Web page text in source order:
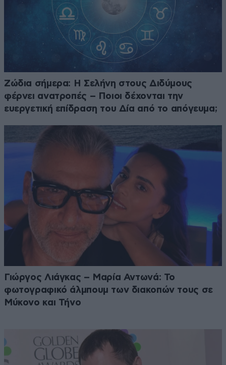
Ζώδια σήμερα: Η Σελήνη στους Διδύμους
φέρνει ανατροπές – Ποιοι δέχονται την
ευεργετική επίδραση του Δία από το απόγευμα;
Γιώργος Λιάγκας – Μαρία Αντωνά: Το
φωτογραφικό άλμπουμ των διακοπών τους σε
Μύκονο και Τήνο